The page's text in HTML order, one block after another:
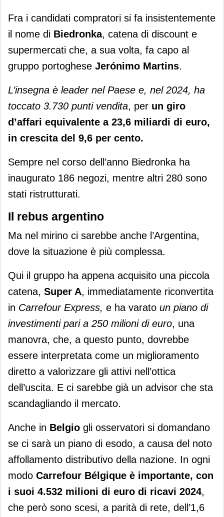
Fra i candidati compratori si fa insistentemente
il nome di Biedronka, catena di discount e
supermercati che, a sua volta, fa capo al
gruppo portoghese Jerónimo Martins.
L’insegna è leader nel Paese e, nel 2024, ha
toccato 3.730 punti vendita, per un giro
d’affari equivalente a 23,6 miliardi di euro,
in crescita del 9,6 per cento.
Sempre nel corso dell’anno Biedronka ha
inaugurato 186 negozi, mentre altri 280 sono
stati ristrutturati.
Il rebus argentino
Ma nel mirino ci sarebbe anche l’Argentina,
dove la situazione è più complessa.
Qui il gruppo ha appena acquisito una piccola
catena, Super A, immediatamente riconvertita
in Carrefour Express, e ha varato un piano di
investimenti pari a 250 milioni di euro, una
manovra, che, a questo punto, dovrebbe
essere interpretata come un miglioramento
diretto a valorizzare gli attivi nell’ottica
dell’uscita. E ci sarebbe già un advisor che sta
scandagliando il mercato.
Anche in Belgio gli osservatori si domandano
se ci sarà un piano di esodo, a causa del noto
affollamento distributivo della nazione. In ogni
modo Carrefour Bélgique è importante, con
i suoi 4.532 milioni di euro di ricavi 2024,
che però sono scesi, a parità di rete, dell’1,6